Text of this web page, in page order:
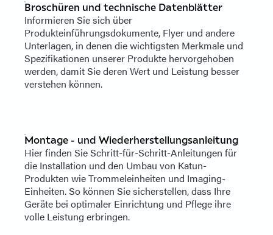
Broschüren und technische Datenblätter
Informieren Sie sich über
Produkteinführungsdokumente, Flyer und andere
Unterlagen, in denen die wichtigsten Merkmale und
Spezifikationen unserer Produkte hervorgehoben
werden, damit Sie deren Wert und Leistung besser
verstehen können.
Montage - und Wiederherstellungsanleitung
Hier finden Sie Schritt-für-Schritt-Anleitungen für
die Installation und den Umbau von Katun-
Produkten wie Trommeleinheiten und Imaging-
Einheiten. So können Sie sicherstellen, dass Ihre
Geräte bei optimaler Einrichtung und Pflege ihre
volle Leistung erbringen.